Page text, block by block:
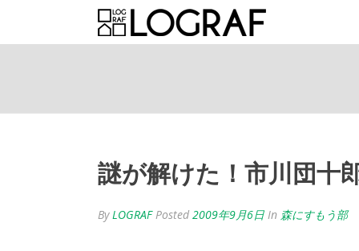
謎が解けた！市川団十
ByLOGRAF Posted 2009年9月6日 In 森にすもう部